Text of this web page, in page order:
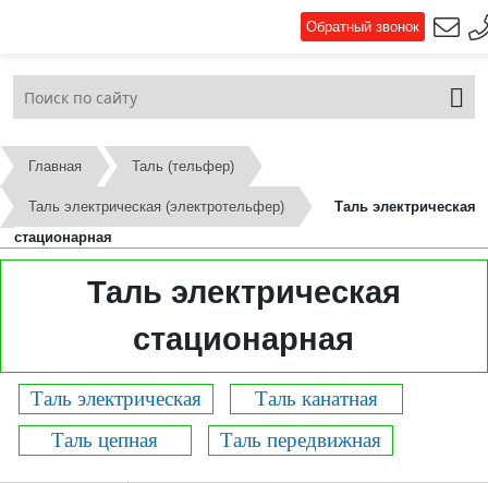
Обратный звонок
Главная Таль (тельфер)
Таль электрическая (электротельфер)
Таль электрическая
стационарная
Таль электрическая
стационарная
Таль электрическая
Таль канатная
Таль цепная
Таль передвижная